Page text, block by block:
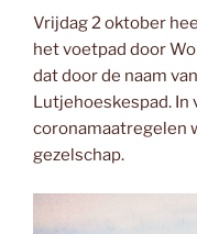
Vrijdag 2 oktober
het voetpad door
dat door de naam
Lutjehoeskespad. In
coronamaatregelen
gezelschap.